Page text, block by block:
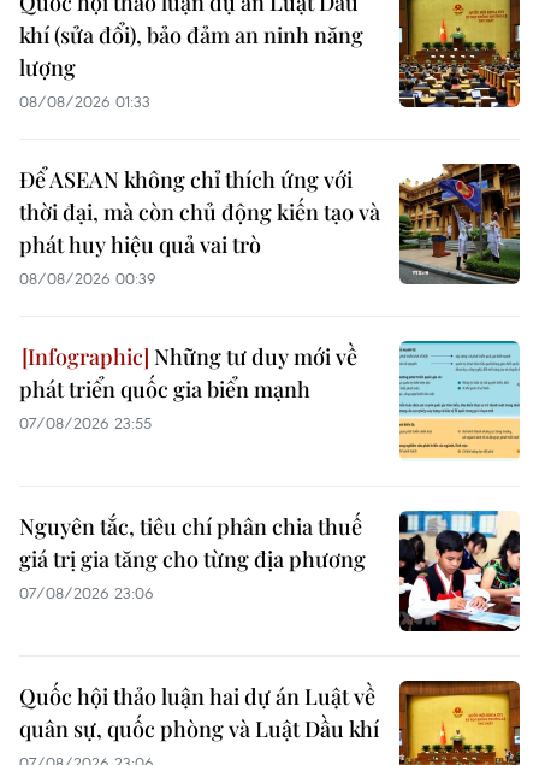
khí (sửa đổi), bảo đảm an ninh năng
lượng
08/08/2026 01:33
Để ASEAN không chỉ thích ứng với
thời đại, mà còn chủ động kiến tạo và
phát huy hiệu quả vai trò
08/08/2026 00:39
Những tư duy mới về
phát triển quốc gia biển mạnh
07/08/2026 23:55
Nguyên tắc, tiêu chí phân chia thuế
giá trị gia tăng cho từng địa phương
07/08/2026 23:06
Quốc hội thảo luận hai dự án Luật về
quân sự, quốc phòng và Luật Dầu khí